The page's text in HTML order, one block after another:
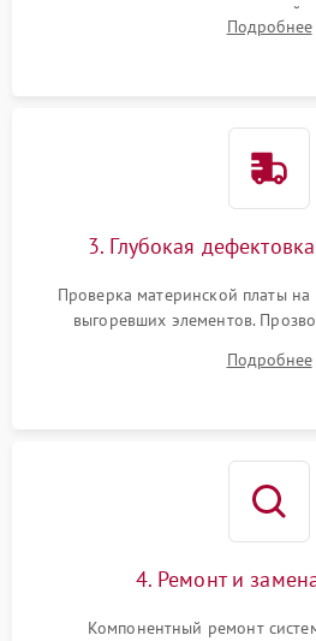
очистка внутренних полостей,
скопившейся пыли, волос и
Подробнее
3. Глубокая
Проверка материнской платы
выгоревших элементов.
тестирование приводных
всасывания. Оценка состояния
Подробнее
4. Ремонт и
Компонентный ремонт